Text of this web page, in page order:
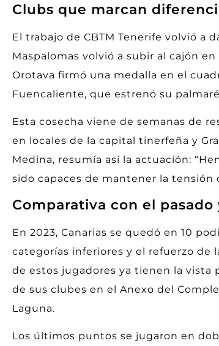
Clubs que marcan
El trabajo de CBTM Tenerife volvió a
Maspalomas volvió a subir al cajón
Orotava firmó una medalla en el
Fuencaliente, que estrenó su
Esta cosecha viene de semanas de
en locales de la capital tinerfeña y
Medina, resumía así la actuación:
sido capaces de mantener la tensión
Comparativa con el pasado
En 2023, Canarias se quedó en 10
categorías inferiores y el refuerzo de
de estos jugadores ya tienen la vista
de sus clubes en el Anexo del
Laguna.
Los últimos puntos se jugaron en